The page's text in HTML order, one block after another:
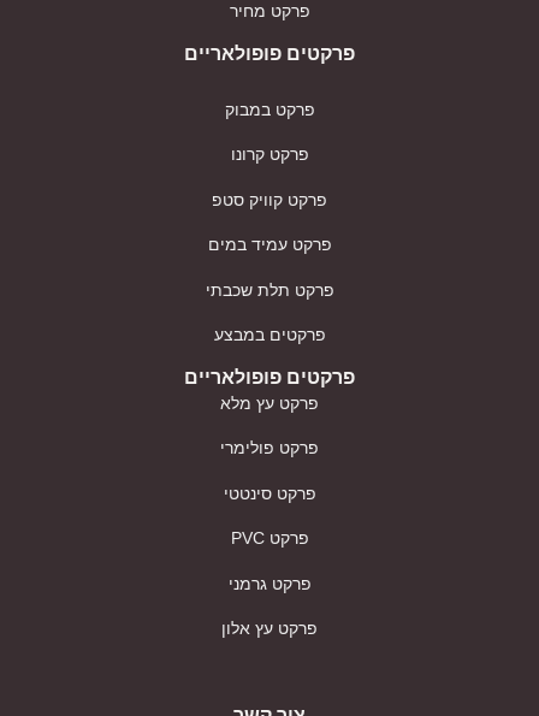
פרקט מחיר
פרקטים פופולאריים
פרקט במבוק
פרקט קרונו
פרקט קוויק סטפ
פרקט עמיד במים
פרקט תלת שכבתי
פרקטים במבצע
פרקטים פופולאריים
פרקט עץ מלא
פרקט פולימרי
פרקט סינטטי
פרקט PVC
פרקט גרמני
פרקט עץ אלון